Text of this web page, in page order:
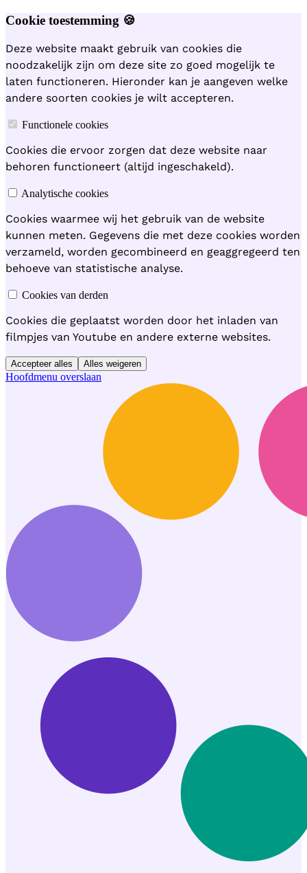
Cookie toestemming 🍪
Deze website maakt gebruik van cookies die
noodzakelijk zijn om deze site zo goed mogelijk te
laten functioneren. Hieronder kan je aangeven welke
andere soorten cookies je wilt accepteren.
Functionele cookies
Cookies die ervoor zorgen dat deze website naar
behoren functioneert (altijd ingeschakeld).
Analytische cookies
Cookies waarmee wij het gebruik van de website
kunnen meten. Gegevens die met deze cookies worden
verzameld, worden gecombineerd en geaggregeerd ten
behoeve van statistische analyse.
Cookies van derden
Cookies die geplaatst worden door het inladen van
filmpjes van Youtube en andere externe websites.
Accepteer alles Alles weigeren
Hoofdmenu overslaan